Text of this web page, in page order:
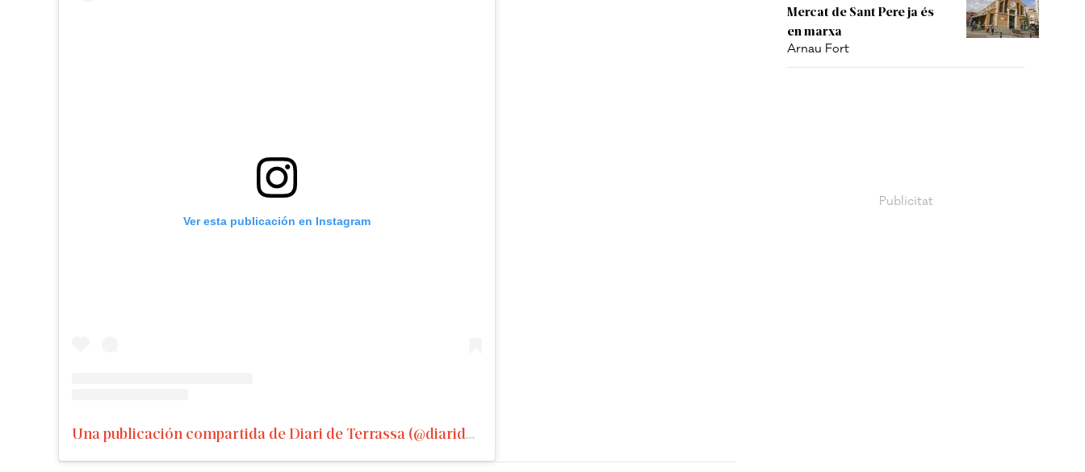
Mercat de Sant Pere ja és
en marxa
Arnau Fort
Ver esta publicación en Instagram
Una publicación compartida de Diari de Terrassa (@diarideterrassa)